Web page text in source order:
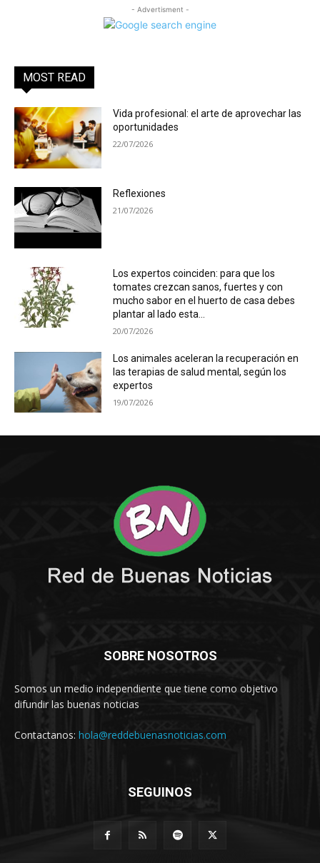
- Advertisment -
MOST READ
Vida profesional: el arte de aprovechar las
oportunidades
22/07/2026
Reflexiones
21/07/2026
Los expertos coinciden: para que los
tomates crezcan sanos, fuertes y con
mucho sabor en el huerto de casa debes
plantar al lado esta...
20/07/2026
Los animales aceleran la recuperación en
las terapias de salud mental, según los
expertos
19/07/2026
SOBRE NOSOTROS
Somos un medio independiente que tiene como objetivo
difundir las buenas noticias
Contactanos: hola@reddebuenasnoticias.com
SEGUINOS